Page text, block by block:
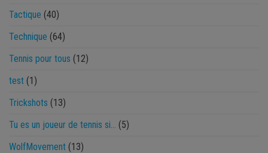
Tactique (40)
Technique (64)
Tennis pour tous (12)
test (1)
Trickshots (13)
Tu es un joueur de tennis si…
(5)
WolfMovement (13)